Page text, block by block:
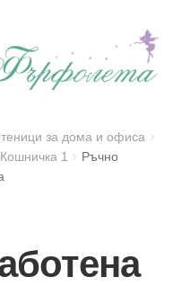
за дома и офиса
1
Ръчно